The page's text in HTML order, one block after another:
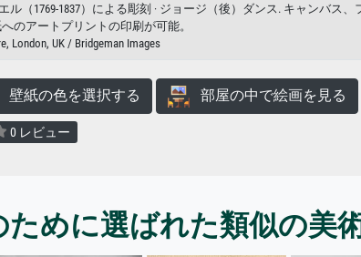
（1769-1837）による彫刻 · ジョージ（後）ダンス. キャンバス、
のアートプリントの印刷が可能。
London, UK / Bridgeman Images
紙の色を選択する 部屋の中で絵画を見る
0 レビュー
ために選ばれた類似の美